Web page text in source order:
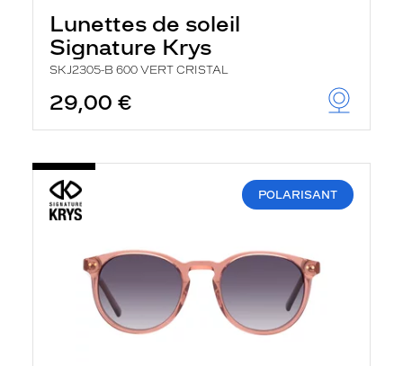
Lunettes de soleil
Signature Krys
SKJ2305-B 600 VERT CRISTAL
29,00 €
POLARISANT